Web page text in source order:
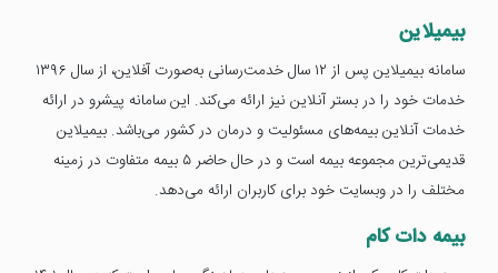
بیمیلاین
سامانه بیمیلاین پس از ۱۲ سال خدمت‌رسانی به‌صورت آفلاین، از سال ۱۳۹۶
خدمات خود را در بستر آنلاین نیز ارائه می‌کند. این سامانه پیشرو در ارائه
خدمات آنلاین بیمه‌های مسئولیت و درمان در کشور می‌باشد. بیمیلاین
قدیمی‌ترین مجموعه بیمه است و در حال حاضر ۵ بیمه متفاوت در زمینه
مختلف را در وبسایت خود برای کاربران ارائه می‌دهد.
بیمه دات کام